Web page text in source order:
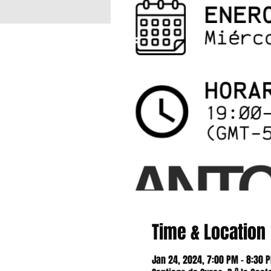
Time & Location
Jan 24, 2024, 7:00 PM – 8:30